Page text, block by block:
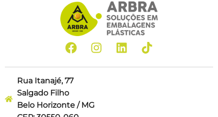
Rua Itanajé, 77
Salgado Filho
Belo Horizonte / MG